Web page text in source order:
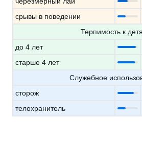
срывы в поведении
Терпимость к
до 4 лет
старше 4 лет
Служебное
сторож
телохранитель